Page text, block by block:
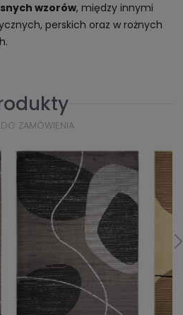
wzorów, między innymi
perskich oraz w rożnych
ZAMÓWIENIA